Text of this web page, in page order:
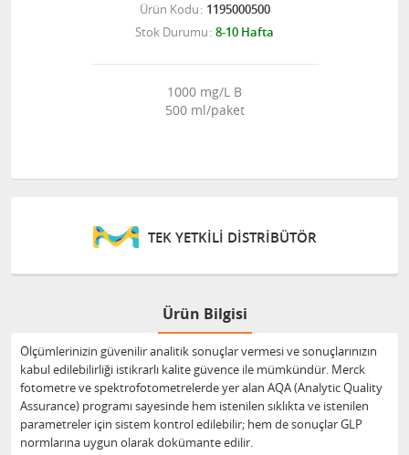
Ürün Kodu 1195000500
Stok Durumu 8-10 Hafta
1000 mg/L B
500 ml/paket
TEK YETKİLİ DİSTRİBÜTÖR
Ürün Bilgisi
Ölçümlerinizin güvenilir analitik sonuçlar vermesi ve sonuçlarınızın
kabul edilebilirliği istikrarlı kalite güvence ile mümkündür. Merck
fotometre ve spektrofotometrelerde yer alan AQA (Analytic Quality
Assurance) programı sayesinde hem istenilen sıklıkta ve istenilen
parametreler için sistem kontrol edilebilir; hem de sonuçlar GLP
normlarına uygun olarak dokümante edilir.